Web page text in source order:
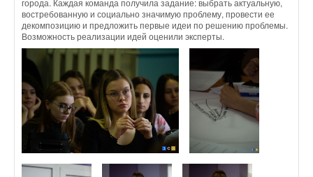
востребованную и социально значимую проблему, провести ее
декомпозицию и предложить первые идеи по решению проблемы.
Возможность реализации идей оценили эксперты.